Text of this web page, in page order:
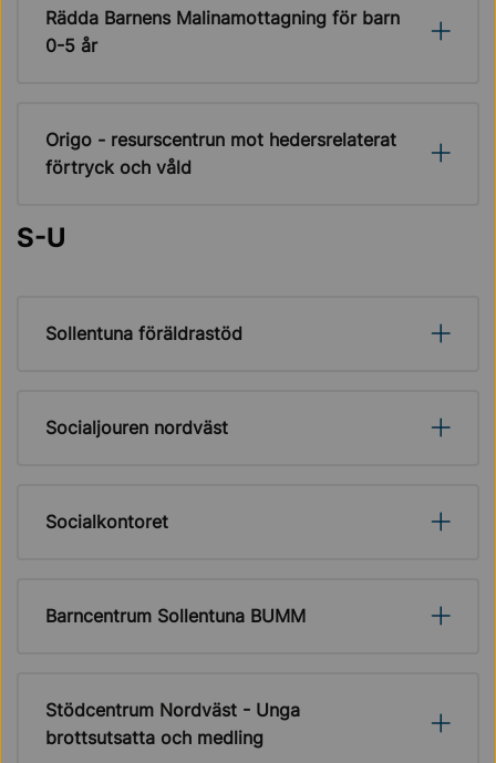
Rädda Barnens Malinamottagning för barn
0-5 år
Origo - resurscentrun mot hedersrelaterat
förtryck och våld
S-U
Sollentuna föräldrastöd
Socialjouren nordväst
Socialkontoret
Barncentrum Sollentuna BUMM
Stödcentrum Nordväst - Unga
brottsutsatta och medling